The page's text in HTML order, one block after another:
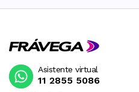
Asistente virtual
11 2855 5086